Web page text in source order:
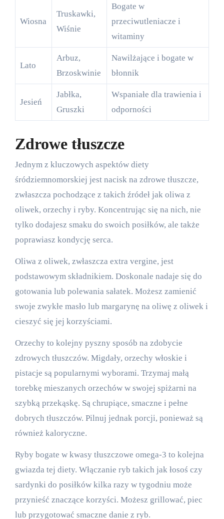
Wiosna
Truskawki,
Wiśnie
Bogate w
przeciwutleniacze i
witaminy
Lato
Arbuz,
Brzoskwinie
Nawilżające i bogate w
błonnik
Jesień
Jabłka,
Gruszki
Wspaniałe dla trawienia i
odporności
Zdrowe tłuszcze
Jednym z kluczowych aspektów diety
śródziemnomorskiej jest nacisk na zdrowe tłuszcze,
zwłaszcza pochodzące z takich źródeł jak oliwa z
oliwek, orzechy i ryby. Koncentrując się na nich, nie
tylko dodajesz smaku do swoich posiłków, ale także
poprawiasz kondycję serca.
Oliwa z oliwek, zwłaszcza extra vergine, jest
podstawowym składnikiem. Doskonale nadaje się do
gotowania lub polewania sałatek. Możesz zamienić
swoje zwykłe masło lub margarynę na oliwę z oliwek i
cieszyć się jej korzyściami.
Orzechy to kolejny pyszny sposób na zdobycie
zdrowych tłuszczów. Migdały, orzechy włoskie i
pistacje są popularnymi wyborami. Trzymaj małą
torebkę mieszanych orzechów w swojej spiżarni na
szybką przekąskę. Są chrupiące, smaczne i pełne
dobrych tłuszczów. Pilnuj jednak porcji, ponieważ są
również kaloryczne.
Ryby bogate w kwasy tłuszczowe omega-3 to kolejna
gwiazda tej diety. Włączanie ryb takich jak łosoś czy
sardynki do posiłków kilka razy w tygodniu może
przynieść znaczące korzyści. Możesz grillować, piec
lub przygotować smaczne danie z ryb.